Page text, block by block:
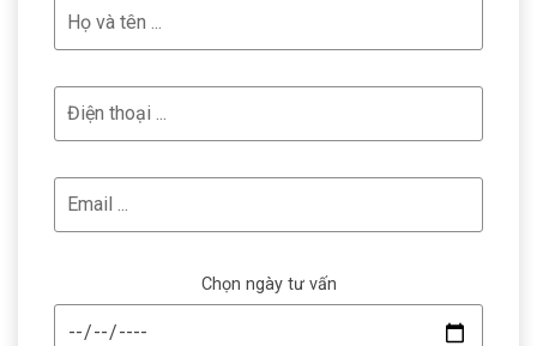
Chọn ngày tư vấn